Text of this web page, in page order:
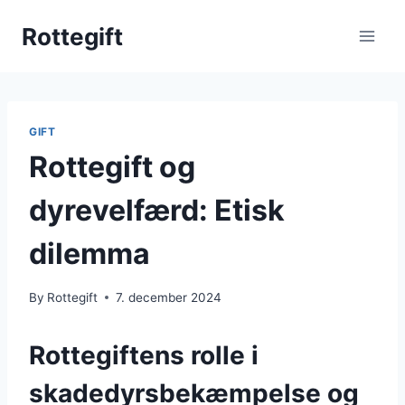
Rottegift
GIFT
Rottegift og
dyrevelfærd: Etisk
dilemma
By Rottegift 7. december 2024
Rottegiftens rolle i
skadedyrsbekæmpelse og